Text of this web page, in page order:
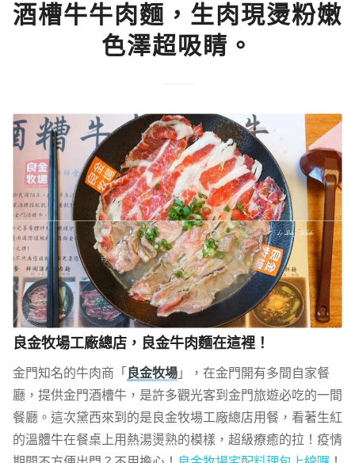
酒槽牛牛肉麵，生肉現燙粉嫩
色澤超吸睛。
良金牧場工廠總店，良金牛肉麵在這裡！
金門知名的牛肉商「良金牧場」，在金門開有多間自家餐
廳，提供金門酒槽牛，是許多觀光客到金門旅遊必吃的一間
餐廳。這次黛西來到的是良金牧場工廠總店用餐，看著生紅
的溫體牛在餐桌上用熱湯燙熟的模樣，超級療癒的拉！疫情